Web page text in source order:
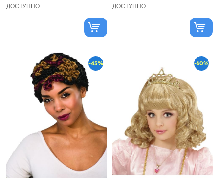
ДОСТУПНО ДОСТУПНО
-45% -60%